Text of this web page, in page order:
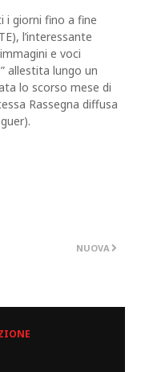
i giorni fino a fine
l’interessante
e voci
allestita lungo un
lo scorso mese di
Rassegna diffusa
NUOVA